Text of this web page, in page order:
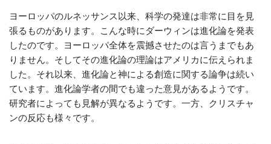
ヨーロッパのルネッサンス以来、科学の発達は非常に目を見
張るものがあります。こんな時にダーウィンは進化論を発表
したのです。ヨーロッパ全体を震撼させたのは言うまでもあ
りません。そしてその進化論の理論はアメリカに伝えられま
した。それ以来、進化論と神による創造に関する論争は続い
ています。進化論学者の間でも違った意見があるようです。
研究者によっても見解が異なるようです。一方、クリスチャ
ンの反応も様々です。